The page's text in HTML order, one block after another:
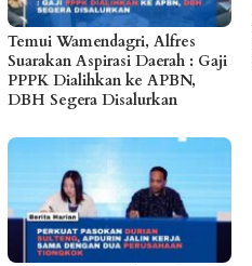
Temui Wamendagri, Alfres
Suarakan Aspirasi Daerah : Gaji
PPPK Dialihkan ke APBN,
DBH Segera Disalurkan